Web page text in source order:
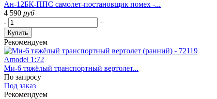
Ан-12БК-ППС самолет-постановщик помех -...
4 590 руб
-
+
Купить
Рекомендуем
Ми-6 тяжёлый транспортный вертолет...
По запросу
Под заказ
Рекомендуем